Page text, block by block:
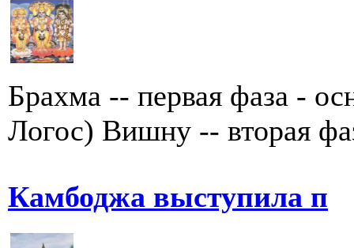
Брахма -- первая фаза -
Логос) Вишну -- вторая
Камбоджа выступила п